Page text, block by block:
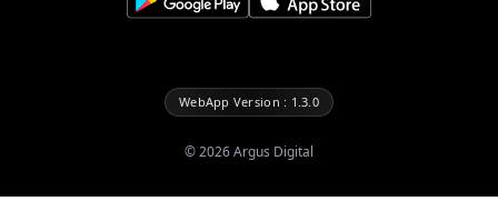
WebApp Version : 1.3.0
©2026Argus Digital